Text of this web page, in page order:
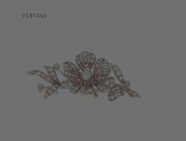
VINTAGE